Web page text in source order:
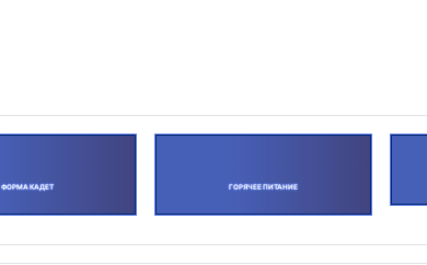
ФОРМА КАДЕТ ГОРЯЧЕЕ ПИТАНИЕ